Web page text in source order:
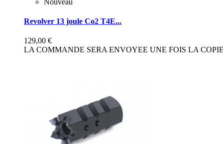
Revolver 13 joule Co2 T4E...
129,00 €
LA COMMANDE SERA ENVOYEE UNE FOIS LA